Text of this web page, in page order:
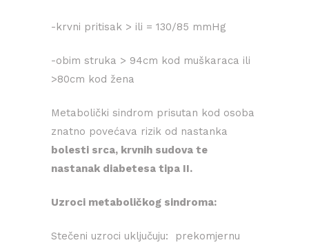
-krvni pritisak > ili = 130/85 mmHg
-obim struka > 94cm kod muškaraca ili
>80cm kod žena
Metabolički sindrom prisutan kod osoba
znatno povećava rizik od nastanka
bolesti srca, krvnih sudova te
nastanak diabetesa tipa II.
Uzroci metaboličkog sindroma:
Stečeni uzroci uključuju: prekomjernu